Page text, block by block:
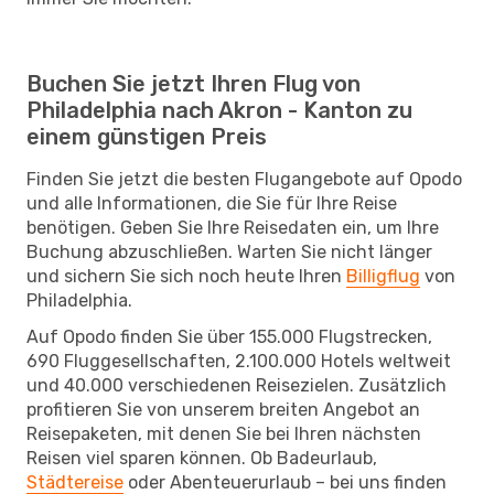
Buchen Sie jetzt Ihren Flug von
Philadelphia nach Akron - Kanton zu
einem günstigen Preis
Finden Sie jetzt die besten Flugangebote auf Opodo
und alle Informationen, die Sie für Ihre Reise
benötigen. Geben Sie Ihre Reisedaten ein, um Ihre
Buchung abzuschließen. Warten Sie nicht länger
und sichern Sie sich noch heute Ihren Billigflug von
Philadelphia.
Auf Opodo finden Sie über 155.000 Flugstrecken,
690 Fluggesellschaften, 2.100.000 Hotels weltweit
und 40.000 verschiedenen Reisezielen. Zusätzlich
profitieren Sie von unserem breiten Angebot an
Reisepaketen, mit denen Sie bei Ihren nächsten
Reisen viel sparen können. Ob Badeurlaub,
Städtereise oder Abenteuerurlaub – bei uns finden